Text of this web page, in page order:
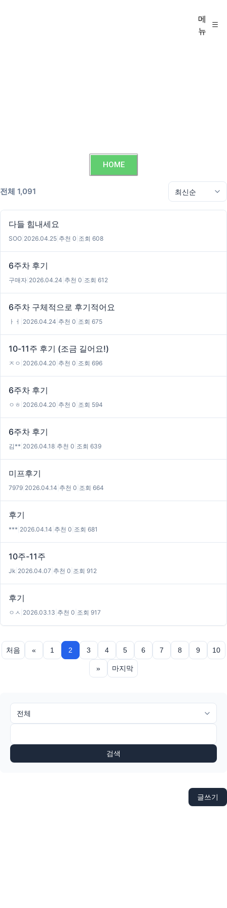
메
뉴
HOME
전체 1,091
다들 힘내세요
SOO 2026.04.25 추천 0 조회 608
6주차 후기
구매자 2026.04.24 추천 0 조회 612
6주차 구체적으로 후기적어요
ㅏㅓ 2026.04.24 추천 0 조회 675
10-11주 후기 (조금 길어요!)
ㅈㅇ 2026.04.20 추천 0 조회 696
6주차 후기
ㅇㅎ 2026.04.20 추천 0 조회 594
6주차 후기
김** 2026.04.18 추천 0 조회 639
미프후기
7979 2026.04.14 추천 0 조회 664
후기
*** 2026.04.14 추천 0 조회 681
10주-11주
Jk 2026.04.07 추천 0 조회 912
후기
ㅇㅅ 2026.03.13 추천 0 조회 917
처음 « 1 2 3 4 5 6 7 8 9 10
» 마지막
검색
글쓰기